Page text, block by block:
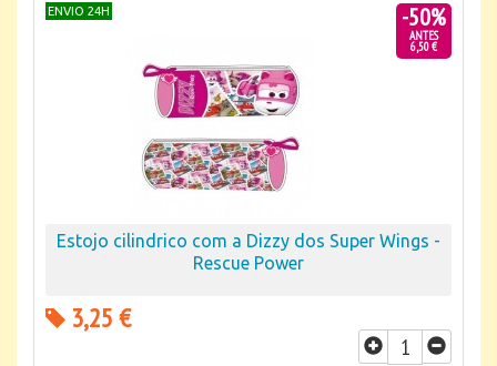
ENVIO 24H
-50%
ANTES
6,50 €
Estojo cilindrico com a Dizzy dos Super Wings -
Rescue Power
3,25 €